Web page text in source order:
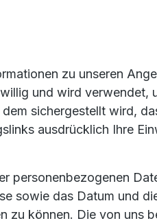
zu unseren
und wird verwendet,
sichergestellt wird,
ausdrücklich Ihre
personenbezogenen
sowie das Datum und
zu können. Die von uns